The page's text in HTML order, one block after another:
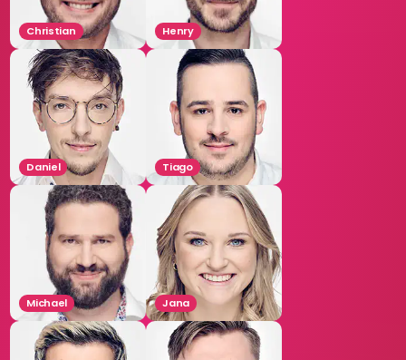
Christian Henry
Daniel Tiago
Michael Jana